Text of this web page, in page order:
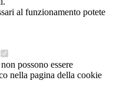
al funzionamento potete
possono essere
nella pagina della cookie